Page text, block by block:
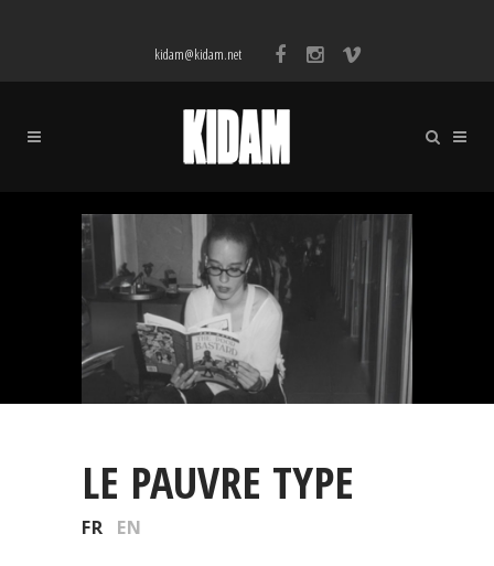
kidam@kidam.net
LE PAUVRE TYPE
FR EN